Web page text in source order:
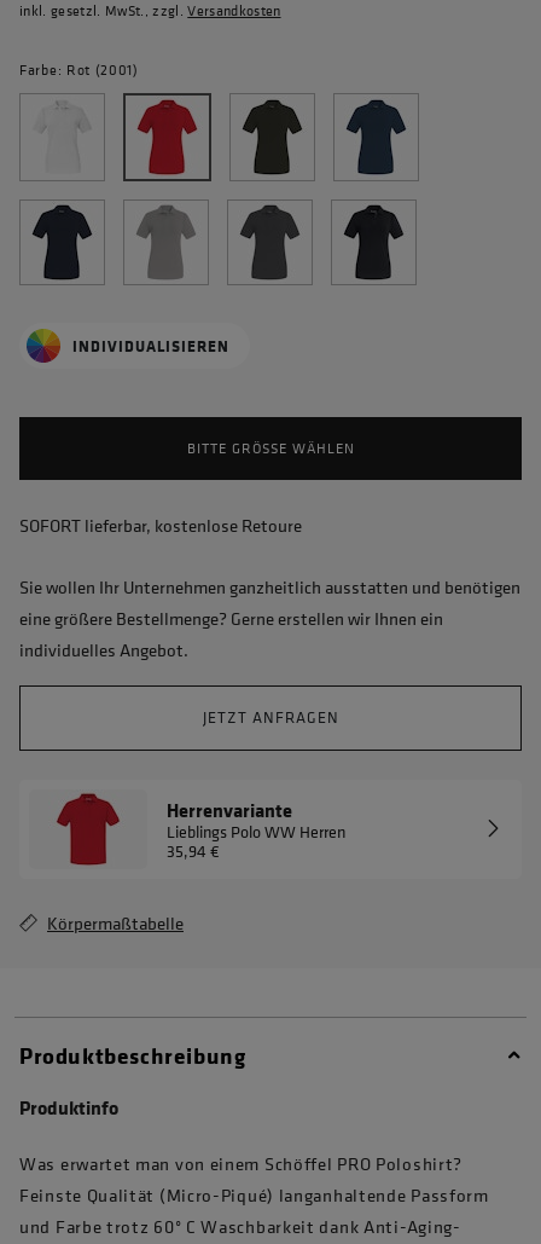
inkl. gesetzl. MwSt., zzgl.Versandkosten
Farbe: Rot (2001)
INDIVIDUALISIEREN
BITTE GRÖSSE WÄHLEN
SOFORT lieferbar, kostenlose Retoure
Sie wollen Ihr Unternehmen ganzheitlich ausstatten und benötigen
eine größere Bestellmenge? Gerne erstellen wir Ihnen ein
individuelles Angebot.
JETZT ANFRAGEN
Herrenvariante
Lieblings Polo WW Herren
35,94 €
Körpermaßtabelle
Produktbeschreibung
Produktinfo
Was erwartet man von einem Schöffel PRO Poloshirt?
Feinste Qualität (Micro-Piqué) langanhaltende Passform
und Farbe trotz 60° C Waschbarkeit dank Anti-Aging-